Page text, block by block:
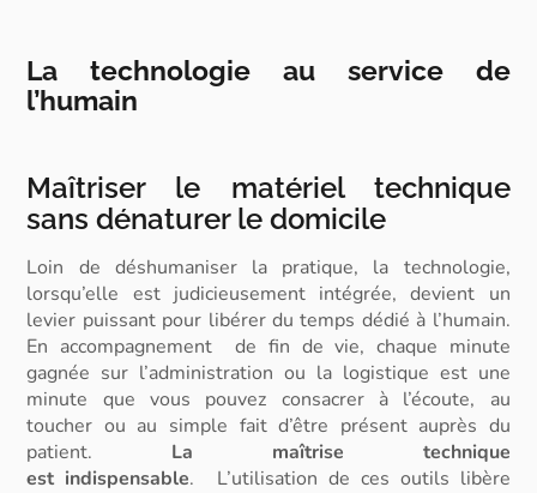
La technologie au service de
l’humain
Maîtriser le matériel technique
sans dénaturer le domicile
Loin de déshumaniser la pratique, la technologie,
lorsqu’elle est judicieusement intégrée, devient un
levier puissant pour libérer du temps dédié à l’humain.
En accompagnement de fin de vie, chaque minute
gagnée sur l’administration ou la logistique est une
minute que vous pouvez consacrer à l’écoute, au
toucher ou au simple fait d’être présent auprès du
patient. La maîtrise technique
est indispensable. L’utilisation de ces outils libère